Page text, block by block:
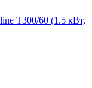
T300/60 (1.5 кВт,